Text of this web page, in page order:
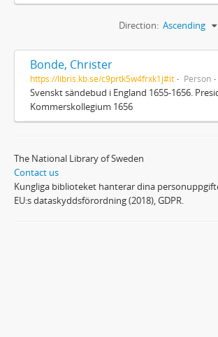
Direction: Ascending
Bonde, Christer
https://libris.kb.se/c9prtk5w4frxk1j#it Person
Svenskt sändebud i England 1655-1656.
Kommerskollegium 1656
The National Library of Sweden
Contact us
Kungliga biblioteket hanterar dina
EU:s dataskyddsförordning (2018), GDPR.